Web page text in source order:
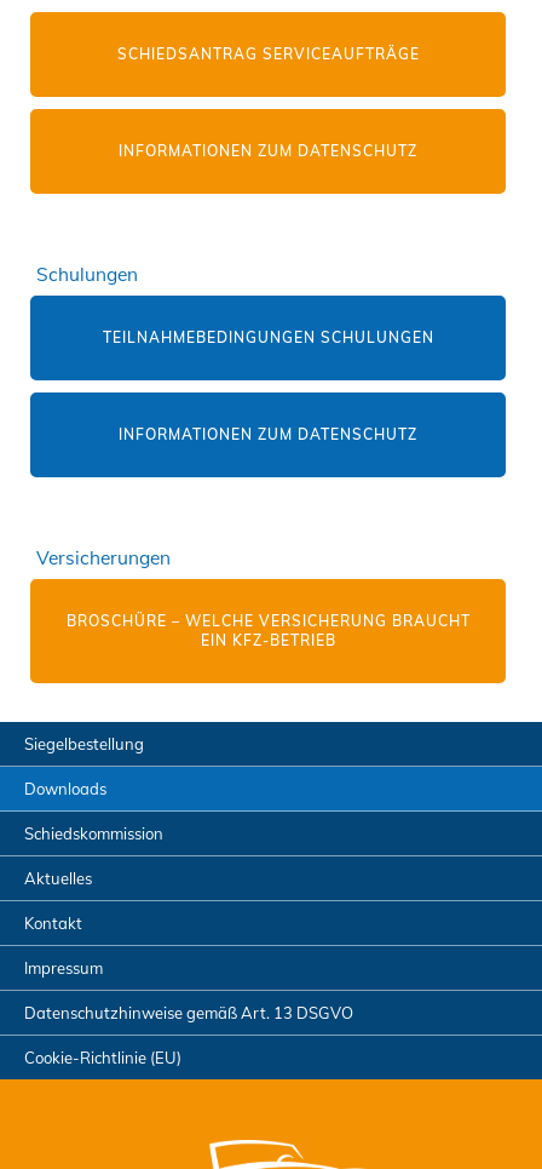
SCHIEDSANTRAG SERVICEAUFTRÄGE
INFORMATIONEN ZUM DATENSCHUTZ
Schulungen
TEILNAHMEBEDINGUNGEN SCHULUNGEN
INFORMATIONEN ZUM DATENSCHUTZ
Versicherungen
BROSCHÜRE – WELCHE VERSICHERUNG BRAUCHT
EIN KFZ-BETRIEB
Siegelbestellung
Downloads
Schiedskommission
Aktuelles
Kontakt
Impressum
Datenschutzhinweise gemäß Art. 13 DSGVO
Cookie-Richtlinie (EU)